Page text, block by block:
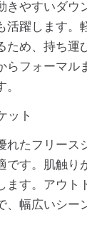
きやすいダウ
活躍します。
ため、持ち運
らフォーマル
。
ット
れたフリース
です。肌触り
ます。アウト
、幅広いシー